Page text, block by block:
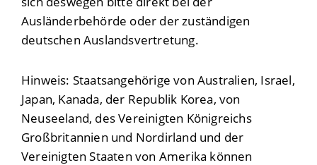
Ausländerbehörde oder der zuständigen
deutschen Auslandsvertretung.
Hinweis: Staatsangehörige von Australien, Israel,
Japan, Kanada, der Republik Korea, von
Neuseeland, des Vereinigten Königreichs
Großbritannien und Nordirland und der
Vereinigten Staaten von Amerika können